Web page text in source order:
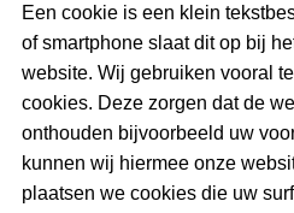
Een cookie is een klein
of smartphone slaat dit op bij
website. Wij gebruiken vooral
cookies. Deze zorgen dat de
onthouden bijvoorbeeld uw
kunnen wij hiermee onze
plaatsen we cookies die uw